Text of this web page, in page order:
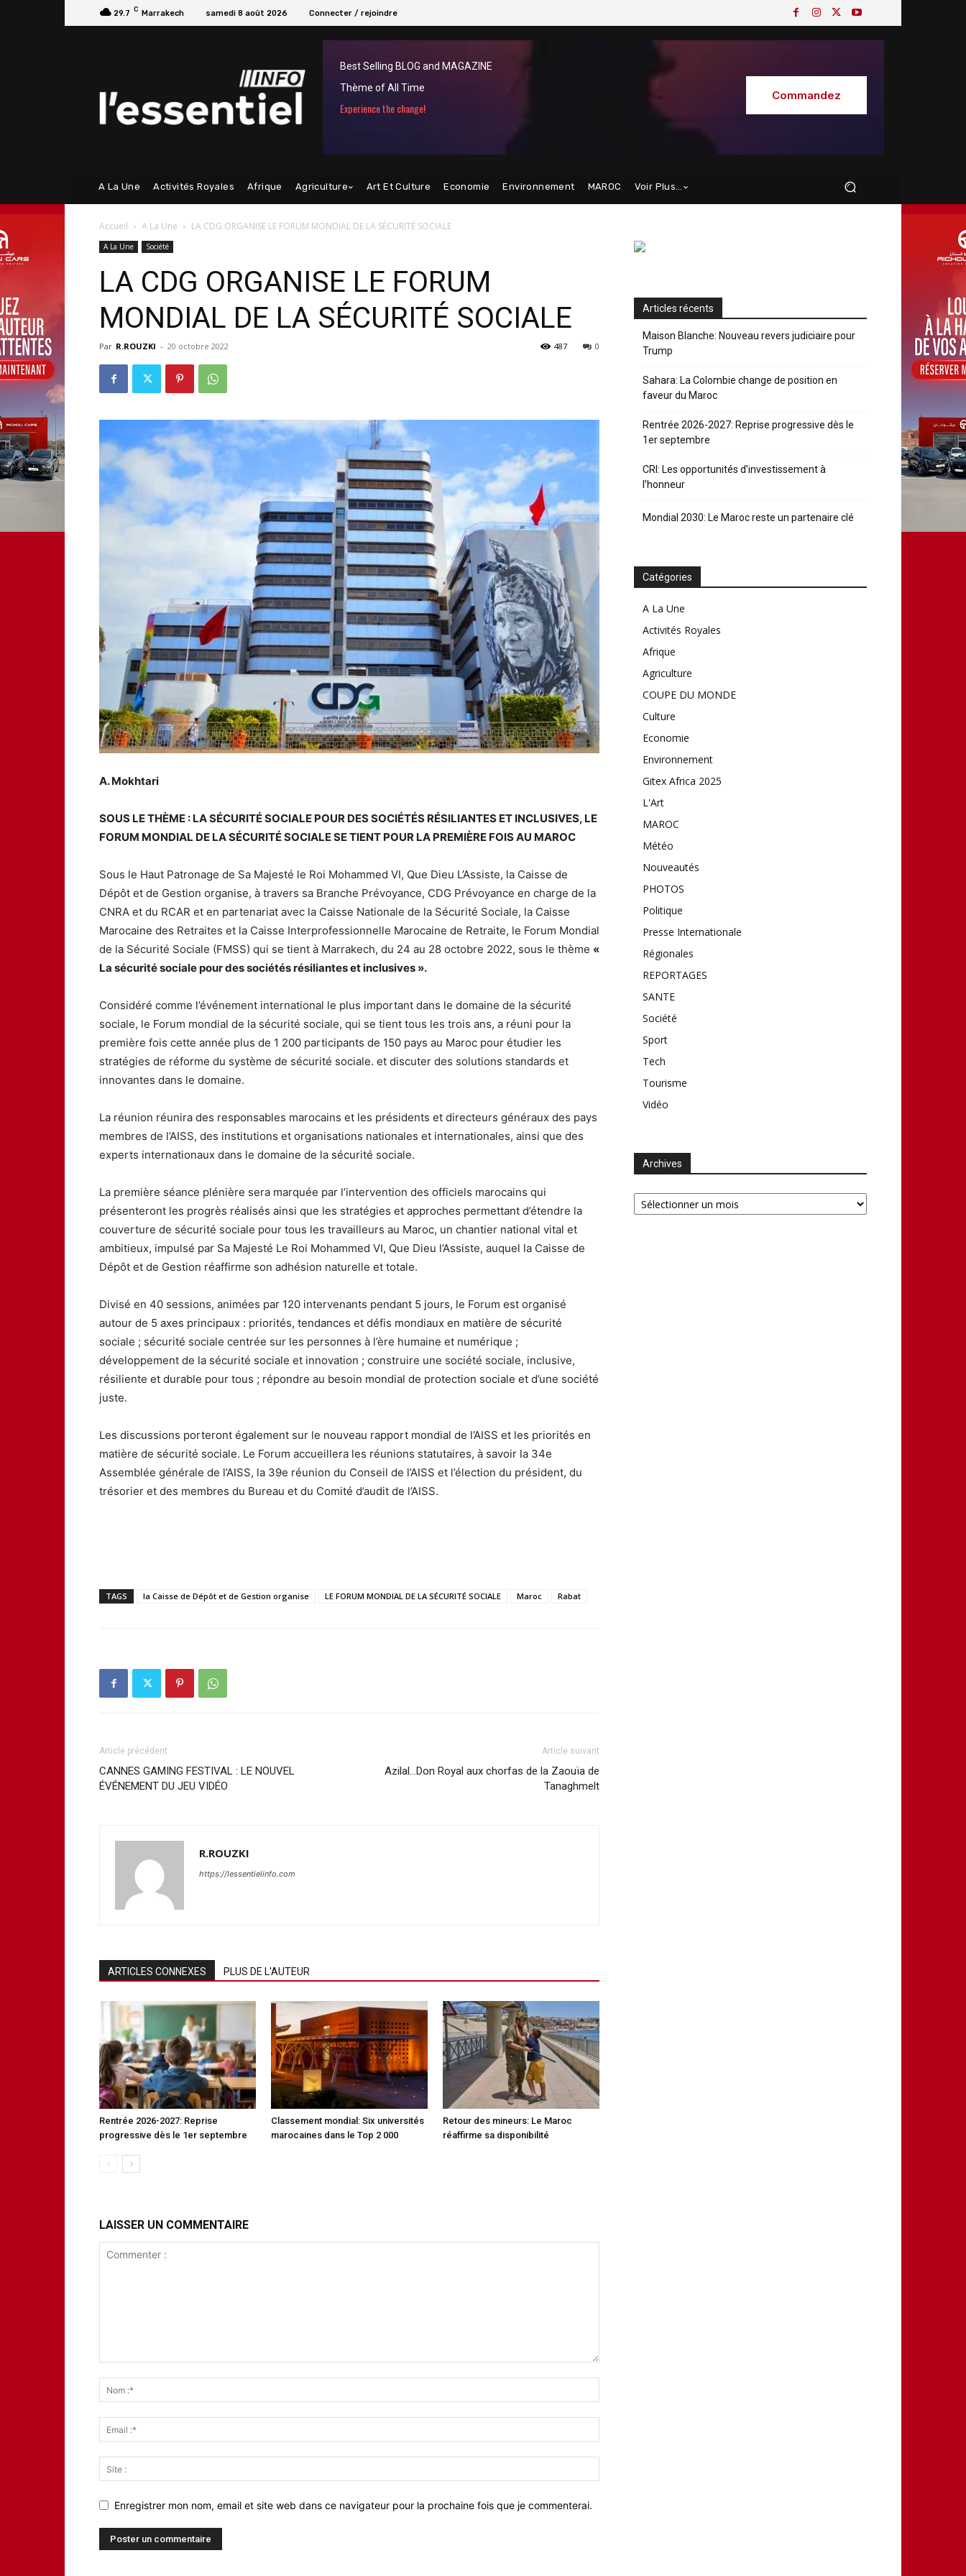
29.7 C Marrakech samedi 8 août 2026 Connecter / rejoindre
Best Selling BLOG and MAGAZINE
Thème of All Time
Experience the change!
Commandez
A La Une Activités Royales Afrique Agriculture Art Et Culture Economie Environnement MAROC Voir Plus…
Accueil A La Une LA CDG ORGANISE LE FORUM MONDIAL DE LA SÉCURITÉ SOCIALE
A La Une Société
LA CDG ORGANISE LE FORUM
MONDIAL DE LA SÉCURITÉ SOCIALE
Par R.ROUZKI - 20 octobre 2022 0
487
A. Mokhtari
SOUS LE THÈME : LA SÉCURITÉ SOCIALE POUR DES SOCIÉTÉS RÉSILIANTES ET INCLUSIVES, LE
FORUM MONDIAL DE LA SÉCURITÉ SOCIALE SE TIENT POUR LA PREMIÈRE FOIS AU MAROC
Sous le Haut Patronage de Sa Majesté le Roi Mohammed VI, Que Dieu L’Assiste, la Caisse de
Dépôt et de Gestion organise, à travers sa Branche Prévoyance, CDG Prévoyance en charge de la
CNRA et du RCAR et en partenariat avec la Caisse Nationale de la Sécurité Sociale, la Caisse
Marocaine des Retraites et la Caisse Interprofessionnelle Marocaine de Retraite, le Forum Mondial
de la Sécurité Sociale (FMSS) qui se tient à Marrakech, du 24 au 28 octobre 2022, sous le thème «
La sécurité sociale pour des sociétés résiliantes et inclusives ».
Considéré comme l’événement international le plus important dans le domaine de la sécurité
sociale, le Forum mondial de la sécurité sociale, qui se tient tous les trois ans, a réuni pour la
première fois cette année plus de 1 200 participants de 150 pays au Maroc pour étudier les
stratégies de réforme du système de sécurité sociale. et discuter des solutions standards et
innovantes dans le domaine.
La réunion réunira des responsables marocains et les présidents et directeurs généraux des pays
membres de l’AISS, des institutions et organisations nationales et internationales, ainsi que des
experts internationaux dans le domaine de la sécurité sociale.
La première séance plénière sera marquée par l’intervention des officiels marocains qui
présenteront les progrès réalisés ainsi que les stratégies et approches permettant d’étendre la
couverture de sécurité sociale pour tous les travailleurs au Maroc, un chantier national vital et
ambitieux, impulsé par Sa Majesté Le Roi Mohammed VI, Que Dieu l’Assiste, auquel la Caisse de
Dépôt et de Gestion réaffirme son adhésion naturelle et totale.
Divisé en 40 sessions, animées par 120 intervenants pendant 5 jours, le Forum est organisé
autour de 5 axes principaux : priorités, tendances et défis mondiaux en matière de sécurité
sociale ; sécurité sociale centrée sur les personnes à l’ère humaine et numérique ;
développement de la sécurité sociale et innovation ; construire une société sociale, inclusive,
résiliente et durable pour tous ; répondre au besoin mondial de protection sociale et d’une société
juste.
Les discussions porteront également sur le nouveau rapport mondial de l’AISS et les priorités en
matière de sécurité sociale. Le Forum accueillera les réunions statutaires, à savoir la 34e
Assemblée générale de l’AISS, la 39e réunion du Conseil de l’AISS et l’élection du président, du
trésorier et des membres du Bureau et du Comité d’audit de l’AISS.
TAGS la Caisse de Dépôt et de Gestion organise LE FORUM MONDIAL DE LA SÉCURITÉ SOCIALE Maroc Rabat
Article précédent
CANNES GAMING FESTIVAL : LE NOUVEL
ÉVÉNEMENT DU JEU VIDÉO
Article suivant
Azilal…Don Royal aux chorfas de la Zaouïa de
Tanaghmelt
R.ROUZKI
https://lessentielinfo.com
ARTICLES CONNEXES PLUS DE L'AUTEUR
Rentrée 2026-2027: Reprise
progressive dès le 1er septembre
Classement mondial: Six universités
marocaines dans le Top 2 000
Retour des mineurs: Le Maroc
réaffirme sa disponibilité
LAISSER UN COMMENTAIRE
Enregistrer mon nom, email et site web dans ce navigateur pour la prochaine fois que je commenterai.
Articles récents
Maison Blanche: Nouveau revers judiciaire pour
Trump
Sahara: La Colombie change de position en
faveur du Maroc
Rentrée 2026-2027: Reprise progressive dès le
1er septembre
CRI: Les opportunités d’investissement à
l’honneur
Mondial 2030: Le Maroc reste un partenaire clé
Catégories
A La Une
Activités Royales
Afrique
Agriculture
COUPE DU MONDE
Culture
Economie
Environnement
Gitex Africa 2025
L'Art
MAROC
Météo
Nouveautés
PHOTOS
Politique
Presse Internationale
Régionales
REPORTAGES
SANTE
Société
Sport
Tech
Tourisme
Vidéo
Archives
Archives